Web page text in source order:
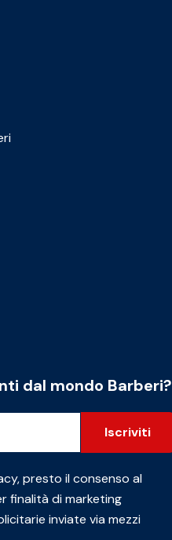
dal mondo Barberi?
Iscriviti
, presto il consenso al
finalità di marketing
inviate via mezzi